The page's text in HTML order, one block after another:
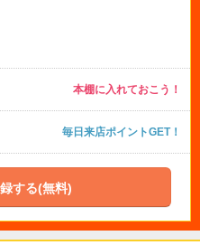
本棚に入れておこう！
毎日来店ポイントGET！
する(無料)